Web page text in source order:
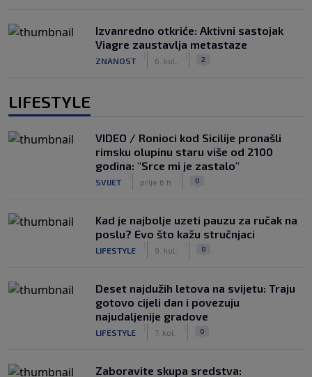
Izvanredno otkriće: Aktivni sastojak
Viagre zaustavlja metastaze
ZNANOST 6. kol. 2
LIFESTYLE
VIDEO / Ronioci kod Sicilije pronašli
rimsku olupinu staru više od 2100
godina: "Srce mi je zastalo"
SVIJET prije 6 h 0
Kad je najbolje uzeti pauzu za ručak na
poslu? Evo što kažu stručnjaci
LIFESTYLE 9. kol. 0
Deset najdužih letova na svijetu: Traju
gotovo cijeli dan i povezuju
najudaljenije gradove
LIFESTYLE 7. kol. 0
Zaboravite skupa sredstva: